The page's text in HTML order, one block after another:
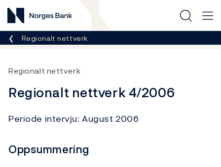
Norges Bank
Her er du nå:
Regionalt nettverk
Regionalt nettverk
Regionalt nettverk 4/2006
Periode intervju: August 2006
Oppsummering